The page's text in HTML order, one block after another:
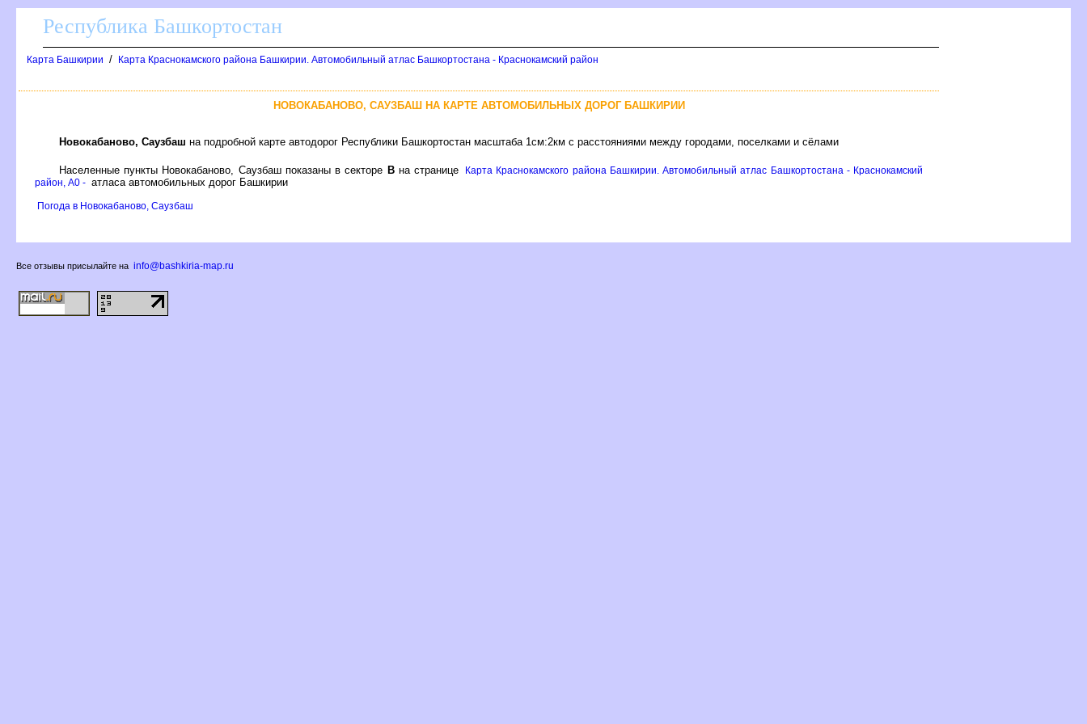
Республика Башкортостан
Карта Башкирии / Карта Краснокамского района Башкирии. Автомобильный атлас Башкортостана - Краснокамский район
НОВОКАБАНОВО, САУЗБАШ НА КАРТЕ АВТОМОБИЛЬНЫХ ДОРОГ БАШКИРИИ
Новокабаново, Саузбаш на подробной карте автодорог Республики Башкортостан масштаба 1см:2км с расстояниями между городами, поселками и сёлами
Населенные пункты Новокабаново, Саузбаш показаны в секторе на странице
Карта Краснокамского района Башкирии. Автомобильный атлас Башкортостана - Краснокамский
район, A0 - атласа автомобильных дорог Башкирии
Погода в Новокабаново, Саузбаш
се отзывы присылайте на info@bashkiria-map.ru